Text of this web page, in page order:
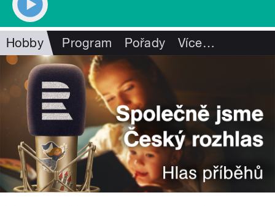
Hobby Program Pořady Více…